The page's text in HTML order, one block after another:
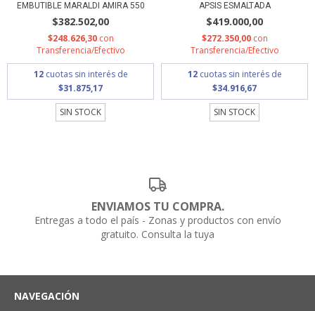
EMBUTIBLE MARALDI AMIRA 550
$382.502,00
$248.626,30 con
Transferencia/Efectivo
12 cuotas sin interés de
$31.875,17
SIN STOCK
APSIS ESMALTADA
$419.000,00
$272.350,00 con
Transferencia/Efectivo
12 cuotas sin interés de
$34.916,67
SIN STOCK
ENVIAMOS TU COMPRA.
Entregas a todo el país - Zonas y productos con envío
gratuito. Consulta la tuya
NAVEGACIÓN